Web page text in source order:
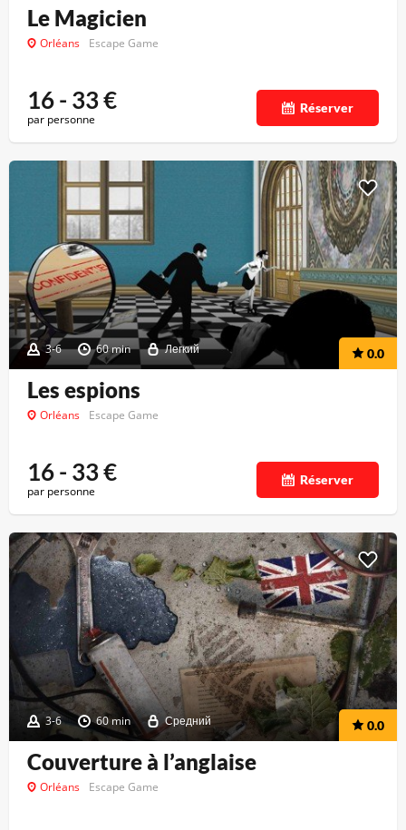
Le Magicien
Orléans Escape Game
16 - 33€
par personne
Réserver
3-6 60 min Легкий 0.0
Les espions
Orléans Escape Game
16 - 33€
par personne
Réserver
3-6 60 min Средний 0.0
Couverture à l’anglaise
Orléans Escape Game